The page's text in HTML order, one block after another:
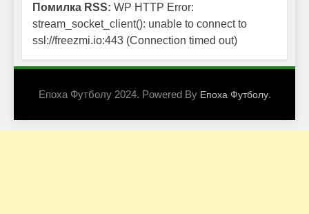
Помилка RSS: WP HTTP Error:
stream_socket_client(): unable to connect to
ssl://freezmi.io:443 (Connection timed out)
Епоха Футболу 2024. Powered By Епоха Футболу.